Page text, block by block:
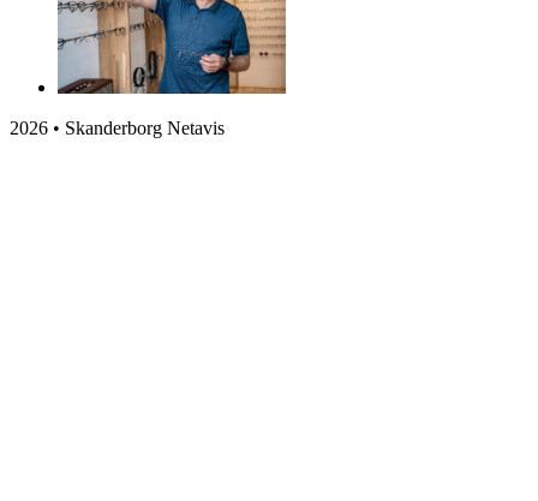
2026 • Skanderborg Netavis